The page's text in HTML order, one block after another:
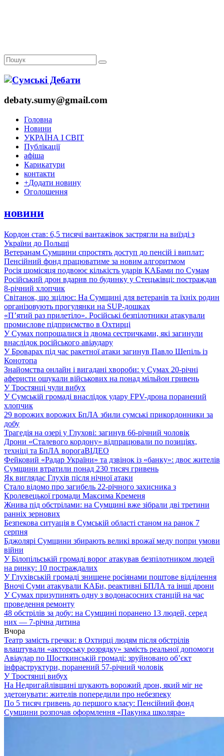
debaty.sumy@gmail.com
Головна
Новини
УКРАЇНА І СВІТ
Публікації
афіша
Карикатури
контакти
+Додати новину
Оголошення
новини
Кордон став: 6,5 тисячі вантажівок застрягли на виїзді з
України до Польщі
Ветеранам Сумщини спростять доступ до пенсій і виплат:
Пенсійний фонд працюватиме за новим алгоритмом
Росія щомісяця подвоює кількість ударів КАБами по Сумам
Російський дрон вдарив по будинку у Стецьківці: постраждав
8-річний хлопчик
Світанок, що зцілює: На Сумщині для ветеранів та їхніх родин
організовують прогулянки на SUP-дошках
«П’ятий раз прилетіло». Російські безпілотники атакували
промислове підприємство в Охтирці
У Сумах попрощалися із двома сестричками, які загинули
внаслідок російського авіаудару
У Броварах під час ракетної атаки загинув Павло Шепіль із
Конотопа
Знайомства онлайн і вигадані хвороби: у Сумах 20-річні
аферисти ошукали військових на понад мільйон гривень
У Тростянці чули вибух
У Сумській громаді внаслідок удару FPV-дрона поранений
хлопчик
29 ворожих ворожих БпЛА збили сумські прикордонники за
добу
Трагедія на озері у Глухові: загинув 66-річний чоловік
Дрони «Сталевого кордону» відпрацювали по позиціях,
техніці та БпЛА ворогаВІДЕО
Фейковий «Радар України» та дзвінок із «банку»: двоє жителів
Сумщини втратили понад 230 тисяч гривень
Як виглядає Глухів після нічної атаки
Стало відомо про загибель 22-річного захисника з
Кролевецької громади Максима Кременя
Жнива під обстрілами: на Сумщині вже зібрали дві третини
ранніх зернових
Безпекова ситуація в Сумській області станом на ранок 7
серпня
Бджолярі Сумщини збирають великі врожаї меду попри умови
війни
У Білопільській громаді ворог атакував безпілотником людей
на ринку: 10 постраждалих
У Глухівській громаді знищене росіянами поштове відділення
Вночі Суми атакували КАБи, реактивні БПЛА та інші дрони
У Сумах призупинять одну з водонасосних станцій на час
проведення ремонту
48 обстрілів за добу: на Сумщині поранено 13 людей, серед
них — 7-річна дитина
Вчора
Театр замість гречки: в Охтирці людям після обстрілів
влаштували «акторську розрядку» замість реальної допомоги
Авіаудар по Шосткинській громаді: зруйновано об’єкт
інфраструктури, поранений 57-річний чоловік
У Тростянці вибух
На Недригайлівщині шукають ворожий дрон, який міг не
здетонувати: жителів попередили про небезпеку
По 5 тисяч гривень до першого класу: Пенсійний фонд
Сумщини розпочав оформлення «Пакунка школяра»